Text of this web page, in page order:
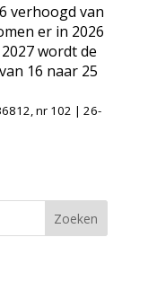
verhoogd van
er in 2026
wordt de
16 naar 25
nr 102 | 26-